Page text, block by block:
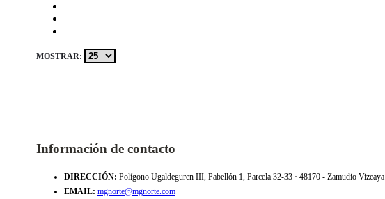
MOSTRAR:
Información de contacto
DIRECCIÓN: Polígono Ugaldeguren III, Pabellón 1, Parcela 32-33 · 48170 - Zamudio Vizcaya
EMAIL: mgnorte@mgnorte.com